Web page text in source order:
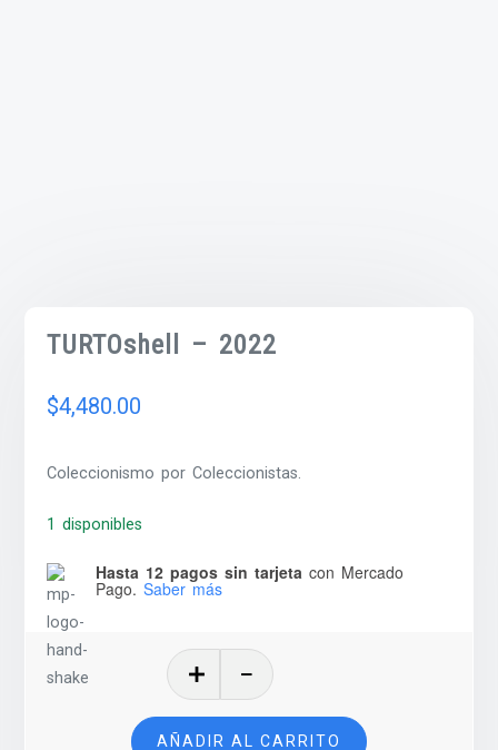
TURTOshell – 2022
$4,480.00
Coleccionismo por Coleccionistas.
1 disponibles
Hasta 12 pagos sin tarjeta con Mercado
Pago. Saber más
2022
cantidad
AÑADIR AL CARRITO